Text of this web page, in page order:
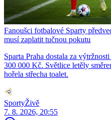
Fanoušci fotbalové Sparty
musí zaplatit tučnou pokutu
Sparta Praha dostala za
300 000 Kč. Světlice letěly
hořela střecha toalet.
SportyŽivě
7. 8. 2026, 20:55